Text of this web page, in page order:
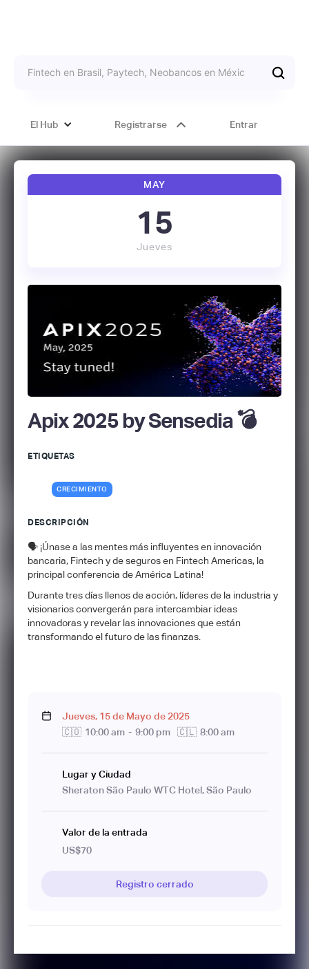
El Hub Registrarse Entrar
MAY
15
Jueves
Apix 2025 by Sensedia 💣
ETIQUETAS
CRECIMIENTO
DESCRIPCIÓN
🗣️ ¡Únase a las mentes más influyentes en innovación
bancaria, Fintech y de seguros en Fintech Americas, la
principal conferencia de América Latina!
Durante tres días llenos de acción, líderes de la industria y
visionarios convergerán para intercambiar ideas
innovadoras y revelar las innovaciones que están
transformando el futuro de las finanzas.
Jueves, 15de Mayo de 2025
🇨🇴 10:00 am - 9:00 pm 🇨🇱 8:00 am
Lugar y Ciudad
Sheraton São Paulo WTC Hotel, São Paulo
Valor de la entrada
US$70
Registro cerrado